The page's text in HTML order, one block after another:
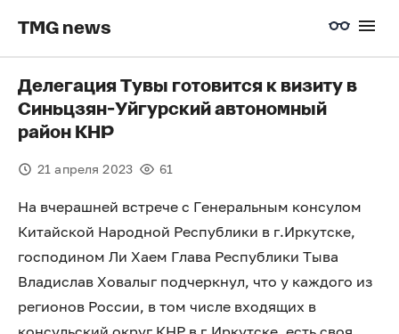
TMG news
Делегация Тувы готовится к визиту в
Синьцзян-Уйгурский автономный
район КНР
21 апреля 2023 61
На вчерашней встрече с Генеральным консулом
Китайской Народной Республики в г.Иркутске,
господином Ли Хаем Глава Республики Тыва
Владислав Ховалыг подчеркнул, что у каждого из
регионов России, в том числе входящих в